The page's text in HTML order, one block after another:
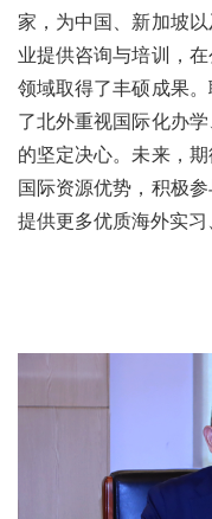
家，为中国、新加坡
业提供咨询与培训，
领域取得了丰硕成果
了北外重视国际化办
的坚定决心。未来，
国际资源优势，积极
提供更多优质海外实习